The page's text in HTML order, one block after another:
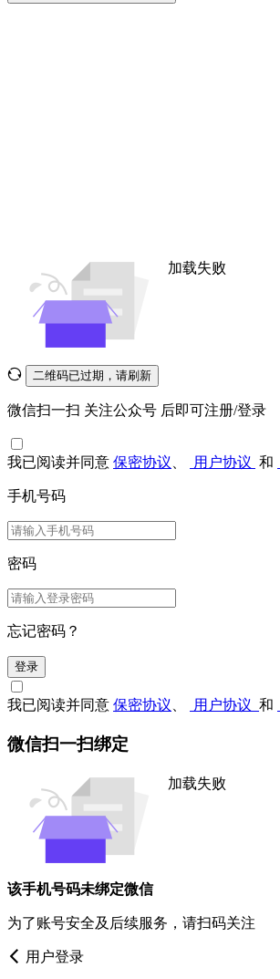
加载失败
二维码已过期，请刷新
微信扫一扫 关注公众号 后即可注册/登录
我已阅读并同意 保密协议 用户协议 和
手机号码
密码
忘记密码？
登录
我已阅读并同意 保密协议 用户协议 和
微信扫一扫绑定
加载失败
该手机号码未绑定微信
为了账号安全及后续服务，请扫码关注
用户登录